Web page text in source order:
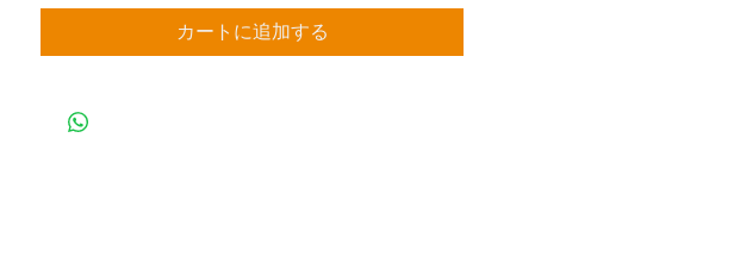
カートに追加する